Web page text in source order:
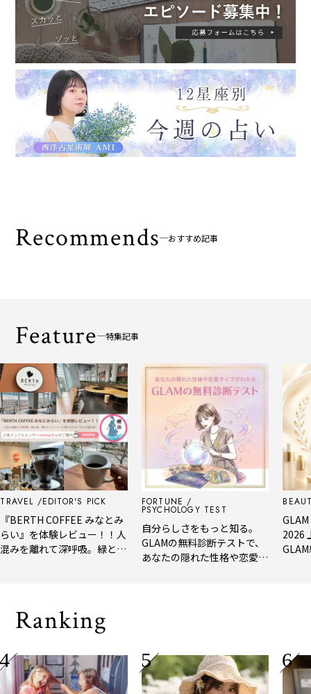
Recommends おすすめ記事
Feature 特集記事
EDITOR'S PICK
COFFEE みなとみ
を体験レビュー！！人
離れて深呼吸。緑と
FORTUNE
PSYCHOLOGY TEST
自分らしさをもっと知る。
GLAMの無料診断テストで、
あなたの隠れた性格や恋愛タ
BEAUTY
GLAM
2026 上
GLAM編
Ranking